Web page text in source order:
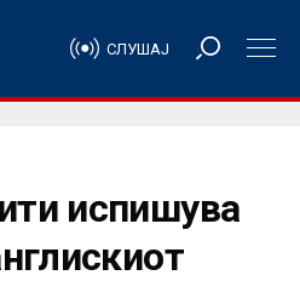
СЛУШАЈ
испишува